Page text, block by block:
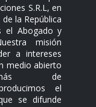
S.R.L, en
la República
el Abogado y
misión
a intereses
medio abierto
de
el
se difunde